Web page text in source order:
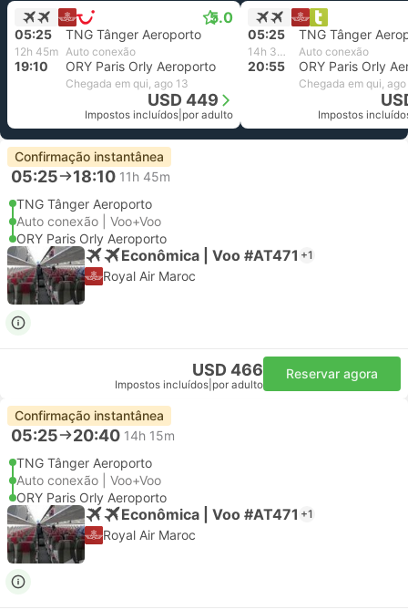
5.0
05:25 TNG Tânger Aeroporto
12h 45m Auto conexão
19:10 ORY Paris Orly Aeroporto
Chegada em qui, ago 13
USD 449
Impostos incluídos por adulto
05:25 TNG Tânger
14h 30m Auto conexão
20:55 ORY Paris Orly
Chegada em qui,
Impostos
Confirmação instantânea
05:25 18:10 11h 45m
TNG Tânger Aeroporto
Auto conexão | Voo+Voo
ORY Paris Orly Aeroporto
Econômica | Voo #AT471 +1
Royal Air Maroc
USD 466
Impostos incluídos por adulto
Reservar agora
Confirmação instantânea
05:25 20:40 14h 15m
TNG Tânger Aeroporto
Auto conexão | Voo+Voo
ORY Paris Orly Aeroporto
Econômica | Voo #AT471 +1
Royal Air Maroc